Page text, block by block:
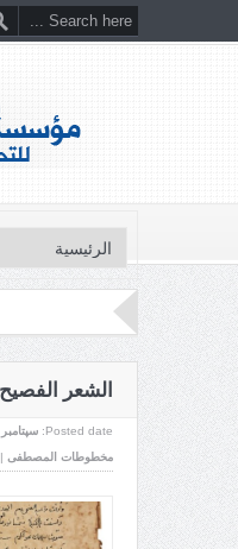
الشعر
Posted date: سپتامبر 24, 2018
مخطوطات المصطفى |